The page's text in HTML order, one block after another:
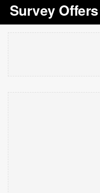
Survey Offers